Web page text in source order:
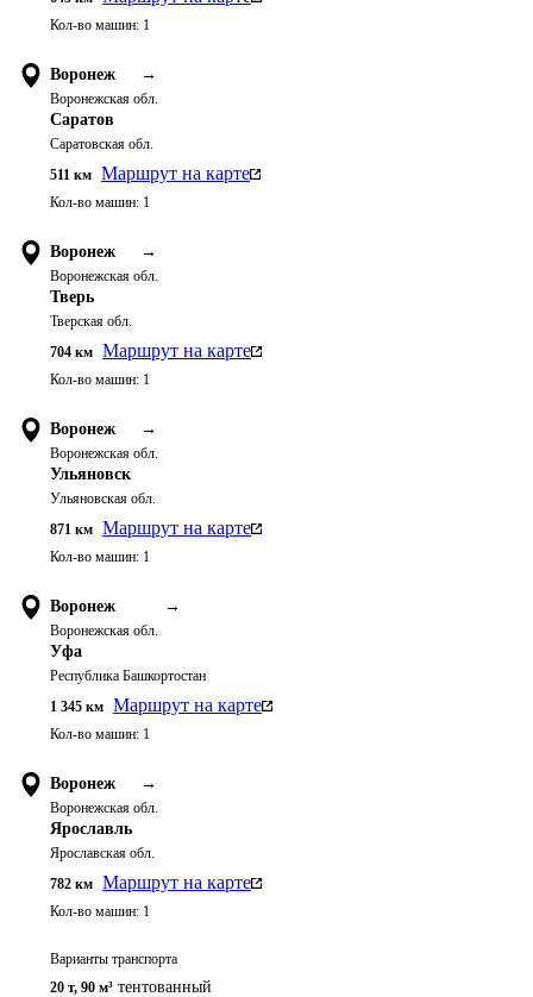
Кол-во машин: 1
Воронеж →
Воронежская обл.
Саратов
Саратовская обл.
511 км Маршрут на карте
Кол-во машин: 1
Воронеж →
Воронежская обл.
Тверь
Тверская обл.
704 км Маршрут на карте
Кол-во машин: 1
Воронеж →
Воронежская обл.
Ульяновск
Ульяновская обл.
871 км Маршрут на карте
Кол-во машин: 1
Воронеж →
Воронежская обл.
Уфа
Республика Башкортостан
1 345 км Маршрут на карте
Кол-во машин: 1
Воронеж →
Воронежская обл.
Ярославль
Ярославская обл.
782 км Маршрут на карте
Кол-во машин: 1
Варианты транспорта
20 т, 90 м³ тентованный